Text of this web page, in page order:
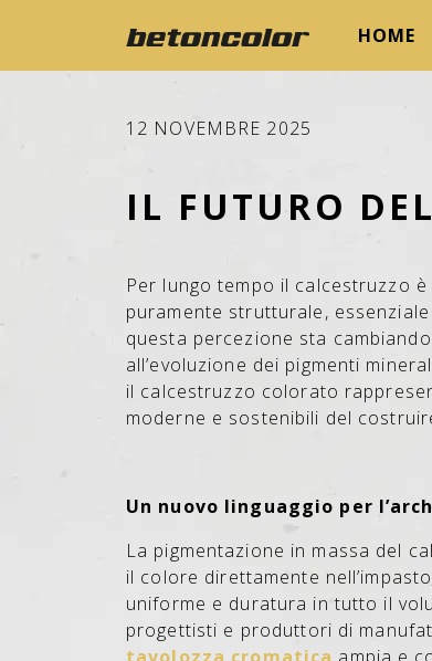
HOME
12 NOVEMBRE 2025
IL FUTURO
Per lungo tempo il calcestruzzo
puramente strutturale,
questa percezione sta
all’evoluzione dei pigmenti
il calcestruzzo colorato
moderne e sostenibili del
Un nuovo linguaggio per
La pigmentazione in massa del
il colore direttamente
uniforme e duratura in tutto il
progettisti e produttori di